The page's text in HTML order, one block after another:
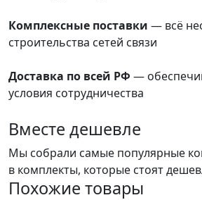
Комплексные поставки — всё
строительства сетей связи
Доставка по всей РФ —
условия сотрудничества
Вместе дешевле
Мы собрали самые популярные
в комплекты, которые стоят
Похожие товары